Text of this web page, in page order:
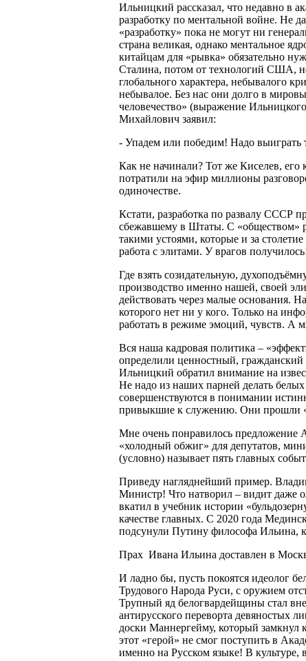
Ильницкий рассказал, что недавно в
разработку по ментальной войне. Не
«разработку» пока не могут ни
страна великая, однако ментальное
китайцам для «рывка» обязательно
Сталина, потом от технологий США,
глобального характера, небывалого
небывалое. Без нас они долго в
человечество» (выражение
Михайлович заявил:
- Упадем или победим! Надо выиграть
Как не начинали? Тот же Киселев, его
потратили на эфир миллионы
одиночестве.
Кстати, разработка по развалу СССР
сбежавшему в Штаты. С «обществом»
такими устоями, которые и за
работа с элитами. У врагов
Где взять созидательную,
производство именно нашей, своей
действовать через малые основания.
которого нет ни у кого. Только на
работать в режиме эмоций, чувств. А
Вся наша кадровая политика –
определили ценностный, гражданский
Ильницкий обратил внимание на
Не надо из наших парней делать
совершенствуются в понимании
привыкшие к служению. Они прошли
Мне очень понравилось предложение
«холодный обжиг» для депутатов,
(условно) называет пять главных
Приведу нагляднейший пример.
Министр! Что натворил – видит даже
вкатил в учебник истории
качестве главных. С 2020 года
подсунули Путину философа Ильина,
Прах Ивана Ильина доставлен в
И ладно бы, пусть покоятся идеолог
Трудового Народа Руси, с оружием
Трупный яд белогвардейщины стал
антирусского переворта девяностых
доски Маннергейму, который замкнул
этот «герой» не смог поступить в
именно на Русском языке! В